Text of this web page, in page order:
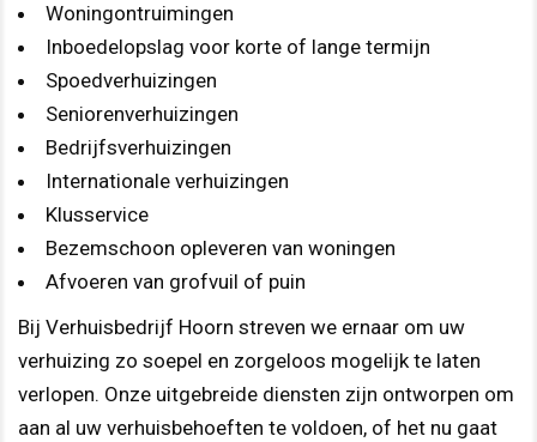
Woningontruimingen
Inboedelopslag voor korte of lange termijn
Spoedverhuizingen
Seniorenverhuizingen
Bedrijfsverhuizingen
Internationale verhuizingen
Klusservice
Bezemschoon opleveren van woningen
Afvoeren van grofvuil of puin
Bij Verhuisbedrijf Hoorn streven we ernaar om uw
verhuizing zo soepel en zorgeloos mogelijk te laten
verlopen. Onze uitgebreide diensten zijn ontworpen om
aan al uw verhuisbehoeften te voldoen, of het nu gaat